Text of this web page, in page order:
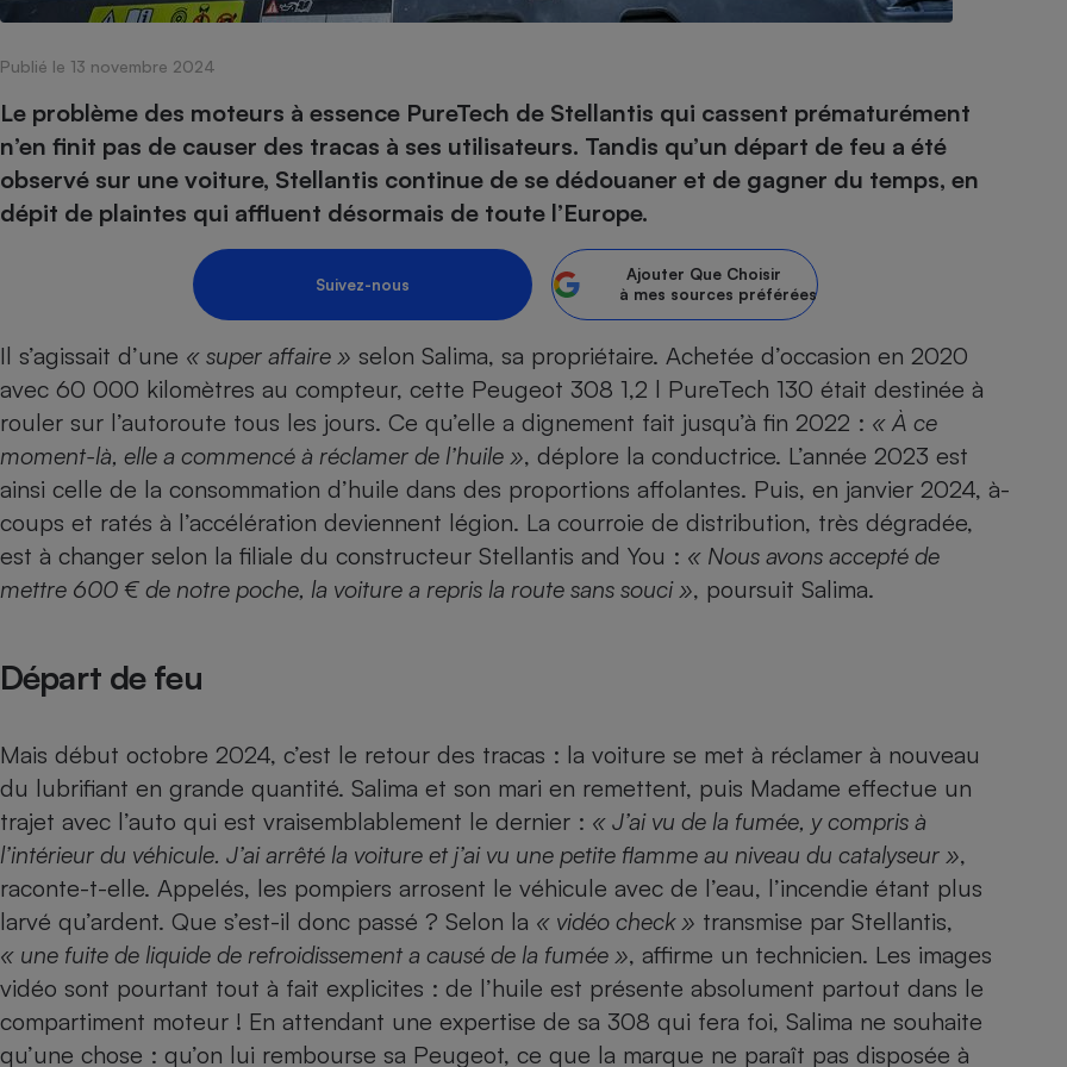
Publié le 13 novembre 2024
Le problème des moteurs à essence PureTech de Stellantis qui cassent prématurément
n’en finit pas de causer des tracas à ses utilisateurs. Tandis qu’un départ de feu a été
observé sur une voiture, Stellantis continue de se dédouaner et de gagner du temps, en
dépit de plaintes qui affluent désormais de toute l’Europe.
Suivez-nous
Ajouter Que Choisir
à mes sources préférées
Il s’agissait d’une « super affaire » selon Salima, sa propriétaire. Achetée d’occasion en 2020
avec 60 000 kilomètres au compteur, cette Peugeot 308 1,2 l PureTech 130 était destinée à
rouler sur l’autoroute tous les jours. Ce qu’elle a dignement fait jusqu’à fin 2022 : «À ce
moment-là, elle a commencé à réclamer de l’huile », déplore la conductrice. L’année 2023 est
ainsi celle de la consommation d’huile dans des proportions affolantes. Puis, en janvier 2024, à-
coups et ratés à l’accélération deviennent légion. La courroie de distribution, très dégradée,
est à changer selon la filiale du constructeur Stellantis and You : « Nous avons accepté de
mettre 600 € de notre poche, la voiture a repris la route sans souci », poursuit Salima.
Départ de feu
Mais début octobre 2024, c’est le retour des tracas : la voiture se met à réclamer à nouveau
du lubrifiant en grande quantité. Salima et son mari en remettent, puis Madame effectue un
trajet avec l’auto qui est vraisemblablement le dernier : « J’ai vu de la fumée, y compris à
l’intérieur du véhicule. J’ai arrêté la voiture et j’ai vu une petite flamme au niveau du catalyseur »,
raconte-t-elle. Appelés, les pompiers arrosent le véhicule avec de l’eau, l’incendie étant plus
larvé qu’ardent. Que s’est-il donc passé ? Selon la « vidéo check » transmise par Stellantis,
« une fuite de liquide de refroidissement a causé de la fumée », affirme un technicien. Les images
vidéo sont pourtant tout à fait explicites : de l’huile est présente absolument partout dans le
compartiment moteur ! En attendant une expertise de sa 308 qui fera foi, Salima ne souhaite
qu’une chose : qu’on lui rembourse sa Peugeot, ce que la marque ne paraît pas disposée à
Complément
alimentaire
Foie gras
Champagne - Comment choisir une
Assurance emprunteur Assurance vie
Banque en ligne
Petit électroménager - Ustensile
Lave-linge Lave-vaisselle
Climatiseur -
Aspirateur
Internet
Téléviseur Ordinateur portable
Antivirus
Poêle à granulés
Radiateur électrique
Climatiseur -
Ventilateur
Lessive
Mutuelle Aide auditive
Antimoustique Crème solaire